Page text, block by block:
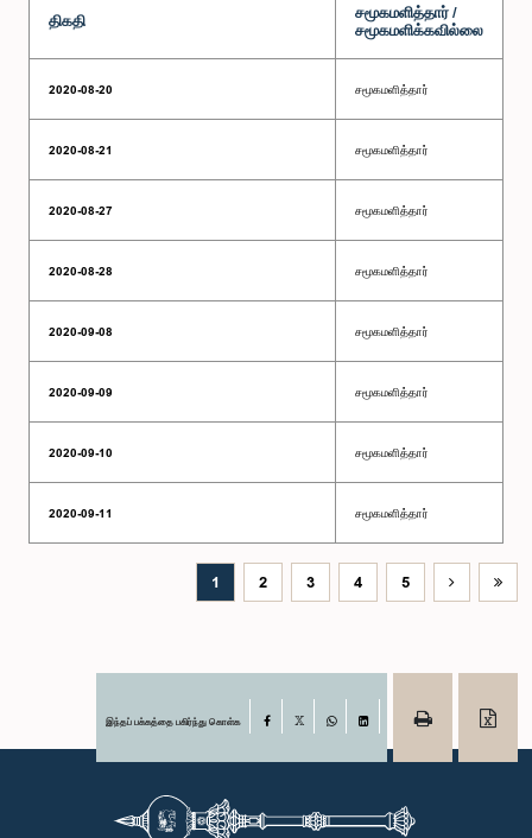
திகதி
சமூகமளித்தார் /
சமூகமளிக்கவில்லை
2020-08-20 சமூகமளித்தார்
2020-08-21 சமூகமளித்தார்
2020-08-27 சமூகமளித்தார்
2020-08-28 சமூகமளித்தார்
2020-09-08 சமூகமளித்தார்
2020-09-09 சமூகமளித்தார்
2020-09-10 சமூகமளித்தார்
2020-09-11 சமூகமளித்தார்
1 2 3 4 5
இந்தப் பக்கத்தை பகிர்ந்து கொள்க Facebook